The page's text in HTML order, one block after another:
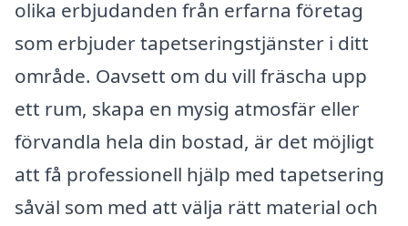
olika erbjudanden från erfarna företag
som erbjuder tapetseringstjänster i ditt
område. Oavsett om du vill fräscha upp
ett rum, skapa en mysig atmosfär eller
förvandla hela din bostad, är det möjligt
att få professionell hjälp med tapetsering
såväl som med att välja rätt material och